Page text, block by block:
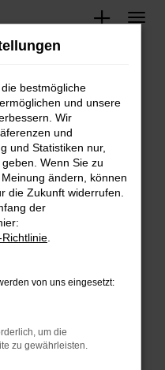
helfen können:
und deine
Beispiel deine
Seiten
Seite in einem
einem privaten
bestmögliche
und unsere
Wir
und
und Statistiken nur,
Wenn Sie zu
ändern, können
die Zukunft widerrufen.
der
von uns eingesetzt:
um die
zu gewährleisten.